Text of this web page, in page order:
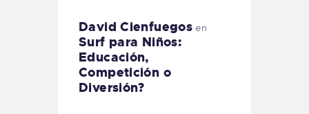
David Cienfuegos en
Surf para Niños:
Educación,
Competición o
Diversión?